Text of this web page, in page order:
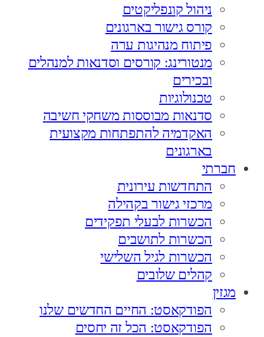
ניהול קונפליקטים
קורס גישור בארגונים
פיתוח מנהיגות ערה
מנטורינג: קורסים וסדנאות למנהלים
ובכירים
טכנולוגיות
סדנאות מבוססות משחקי חשיבה
האקדמיה להתפתחות מקצועית
בארגונים
חברתי
התחדשות עירונית
מרכזי גישור בקהילה
הכשרות לבעלי תפקידים
הכשרות לתושבים
הכשרות לגיל השלישי
קהלים שלובים
מגזין
הפודקאסט: החיים החדשים שלנו
הפודקאסט: הכל זה יחסים